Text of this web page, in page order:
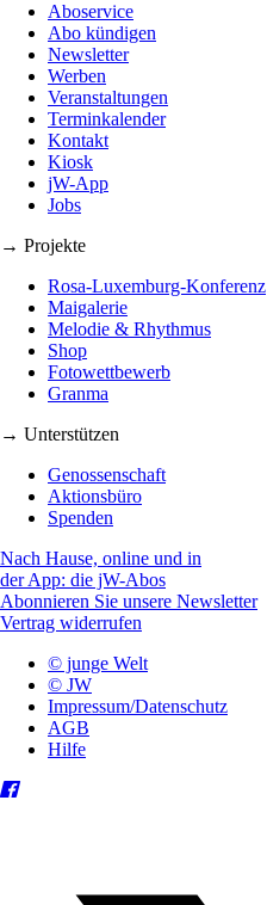
Aboservice
Abo kündigen
Newsletter
Werben
Veranstaltungen
Terminkalender
Kontakt
Kiosk
jW-App
Jobs
→ Projekte
Rosa-Luxemburg-Konferenz
Maigalerie
Melodie & Rhythmus
Shop
Fotowettbewerb
Granma
→ Unterstützen
Genossenschaft
Aktionsbüro
Spenden
Nach Hause, online und in
der App: die jW-Abos
Abonnieren Sie unsere Newsletter
Vertrag widerrufen
© junge Welt
© JW
Impressum/Datenschutz
AGB
Hilfe